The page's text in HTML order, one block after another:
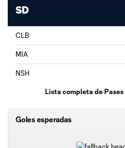
SD
CLB
MIA
NSH
Lista completa de
Goles esperadas